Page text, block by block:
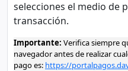
selecciones el medio de
transacción.
Importante: Verifica siempre
navegador antes de realizar
pago es: https://